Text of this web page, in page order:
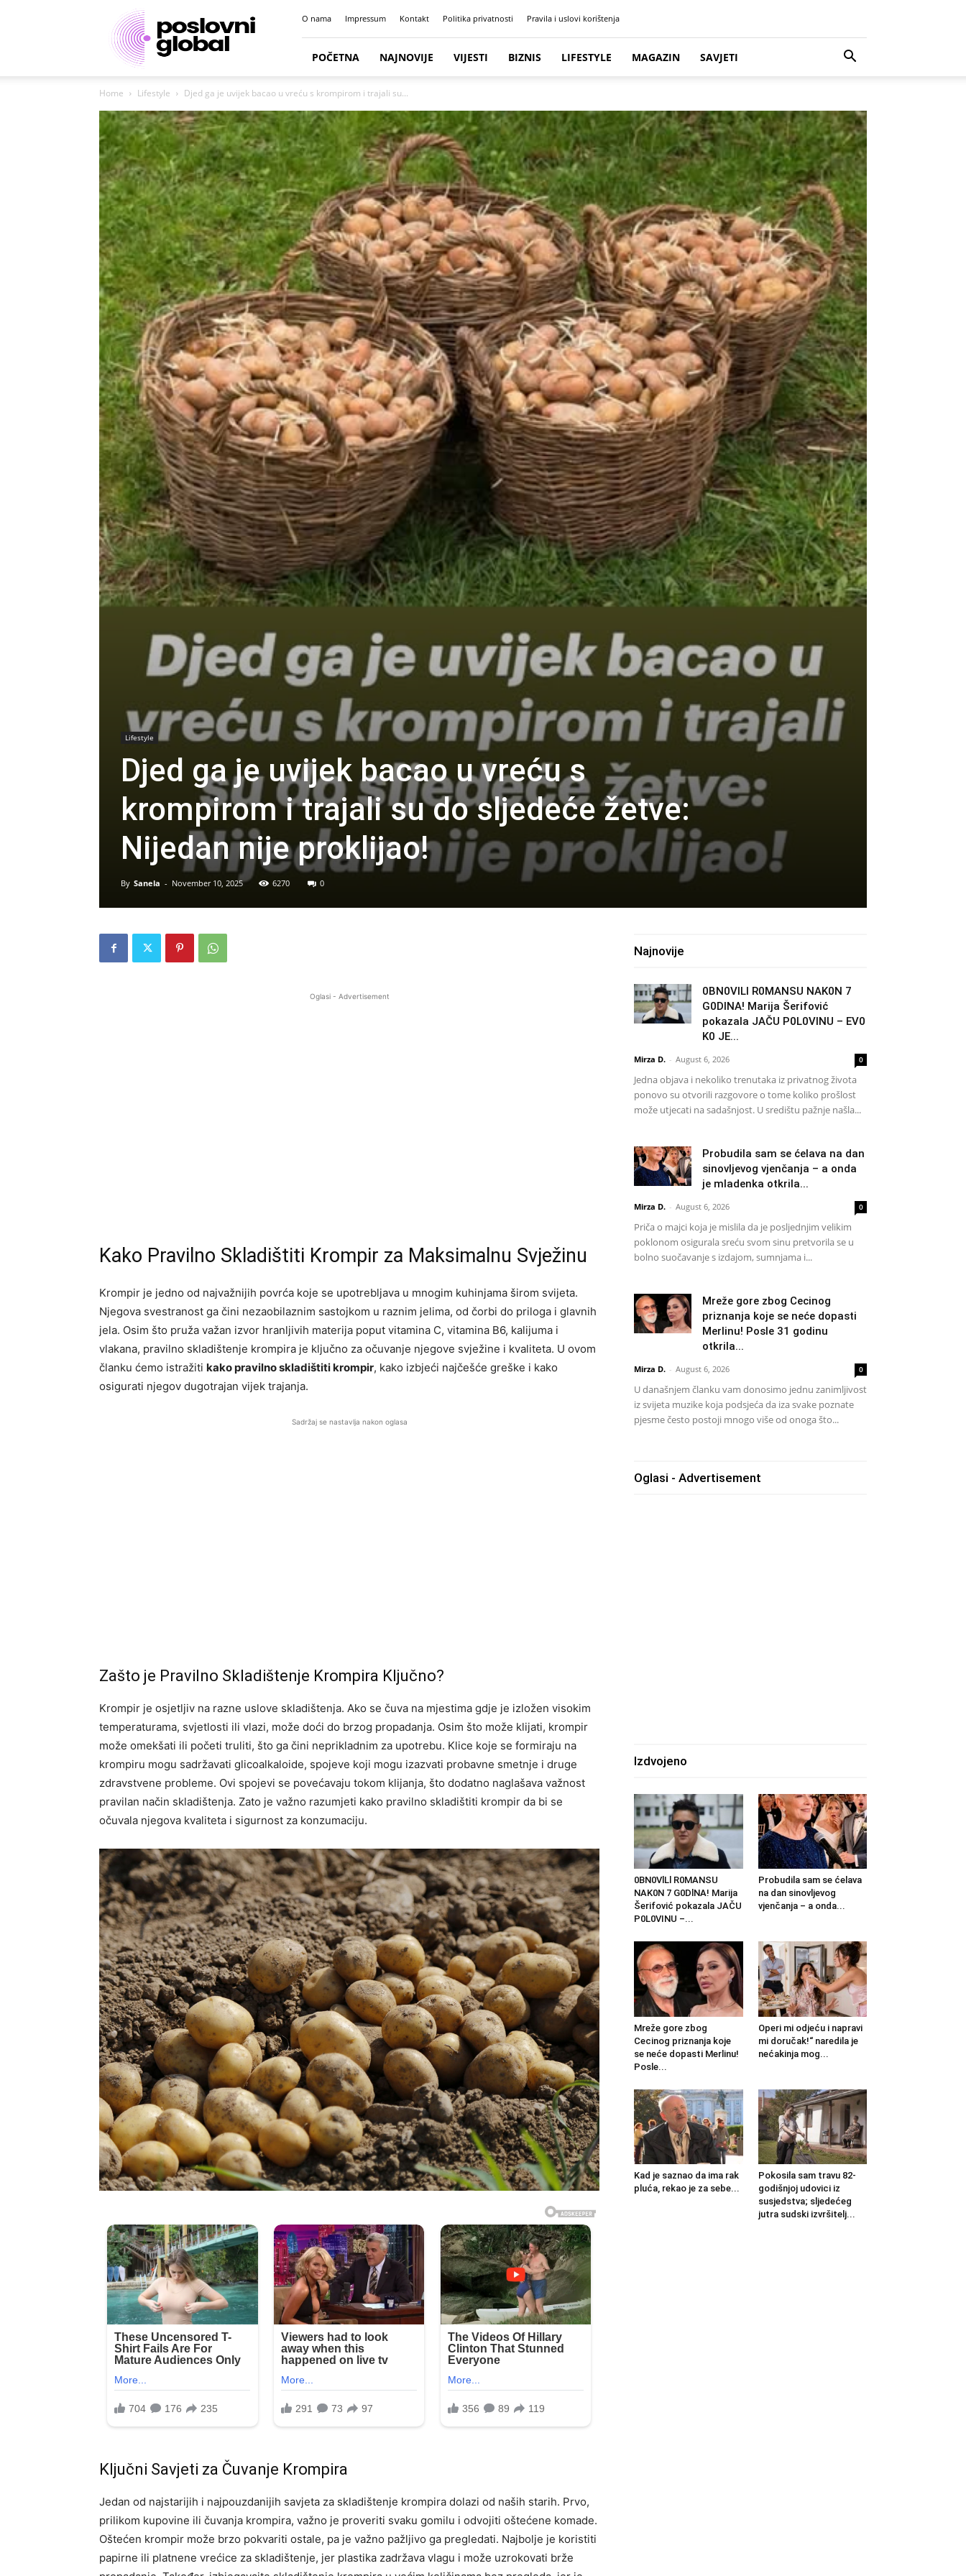
Poslovni
portal
O nama Impressum Kontakt Politika privatnosti Pravila i uslovi korištenja
POČETNA NAJNOVIJE VIJESTI BIZNIS LIFESTYLE MAGAZIN SAVJETI
Home Lifestyle Djed ga je uvijek bacao u vreću s krompirom i trajali su...
Lifestyle
Djed ga je uvijek bacao u vreću s
krompirom i trajali su do sljedeće žetve:
Nijedan nije proklijao!
By Sanela - November 10, 2025 6270 0
Oglasi - Advertisement
Kako Pravilno Skladištiti Krompir za Maksimalnu Svježinu
Krompir je jedno od najvažnijih povrća koje se upotrebljava u mnogim kuhinjama širom svijeta.
Njegova svestranost ga čini nezaobilaznim sastojkom u raznim jelima, od čorbi do priloga i glavnih
jela. Osim što pruža važan izvor hranljivih materija poput vitamina C, vitamina B6, kalijuma i
vlakana, pravilno skladištenje krompira je ključno za očuvanje njegove svježine i kvaliteta. U ovom
članku ćemo istražiti kako pravilno skladištiti krompir, kako izbjeći najčešće greške i kako
osigurati njegov dugotrajan vijek trajanja.
Sadržaj se nastavlja nakon oglasa
Zašto je Pravilno Skladištenje Krompira Ključno?
Krompir je osjetljiv na razne uslove skladištenja. Ako se čuva na mjestima gdje je izložen visokim
temperaturama, svjetlosti ili vlazi, može doći do brzog propadanja. Osim što može klijati, krompir
može omekšati ili početi truliti, što ga čini neprikladnim za upotrebu. Klice koje se formiraju na
krompiru mogu sadržavati glicoalkaloide, spojeve koji mogu izazvati probavne smetnje i druge
zdravstvene probleme. Ovi spojevi se povećavaju tokom klijanja, što dodatno naglašava važnost
pravilan način skladištenja. Zato je važno razumjeti kako pravilno skladištiti krompir da bi se
očuvala njegova kvaliteta i sigurnost za konzumaciju.
Ključni Savjeti za Čuvanje Krompira
Jedan od najstarijih i najpouzdanijih savjeta za skladištenje krompira dolazi od naših starih. Prvo,
prilikom kupovine ili čuvanja krompira, važno je proveriti svaku gomilu i odvojiti oštećene komade.
Oštećen krompir može brzo pokvariti ostale, pa je važno pažljivo ga pregledati. Najbolje je koristiti
papirne ili platnene vrećice za skladištenje, jer plastika zadržava vlagu i može uzrokovati brže
Najnovije
0BN0VlLl R0MANSU NAK0N 7
G0DlNA! Marija Šerifović
pokazala JAČU P0L0VINU – EV0
K0 JE...
Mirza D. - August 6, 2026 0
Jedna objava i nekoliko trenutaka iz privatnog života
ponovo su otvorili razgovore o tome koliko prošlost
može utjecati na sadašnjost. U središtu pažnje našla...
Probudila sam se ćelava na dan
sinovljevog vjenčanja – a onda
je mladenka otkrila...
Mirza D. - August 6, 2026 0
Priča o majci koja je mislila da je posljednjim velikim
poklonom osigurala sreću svom sinu pretvorila se u
bolno suočavanje s izdajom, sumnjama i...
Mreže gore zbog Cecinog
priznanja koje se neće dopasti
Merlinu! Posle 31 godinu
otkrila...
Mirza D. - August 6, 2026 0
U današnjem članku vam donosimo jednu zanimljivost
iz svijeta muzike koja podsjeća da iza svake poznate
pjesme često postoji mnogo više od onoga što...
Oglasi - Advertisement
Izdvojeno
0BN0VlLl R0MANSU
NAK0N 7 G0DlNA! Marija
Šerifović pokazala JAČU
P0L0VINU –...
Probudila sam se ćelava
na dan sinovljevog
vjenčanja – a onda...
Mreže gore zbog
Cecinog priznanja koje
se neće dopasti Merlinu!
Posle...
Operi mi odjeću i napravi
mi doručak!“ naredila je
nećakinja mog...
Kad je saznao da ima rak
pluća, rekao je za sebe...
Pokosila sam travu 82-
godišnjoj udovici iz
susjedstva; sljedećeg
jutra sudski izvršitelj...